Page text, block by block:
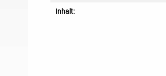
Inhalt: